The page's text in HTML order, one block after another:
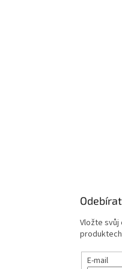
Vložte svůj
E-mail